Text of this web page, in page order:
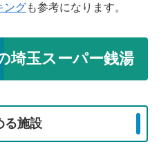
ングも参考になります。
埼玉スーパー銭湯
る施設